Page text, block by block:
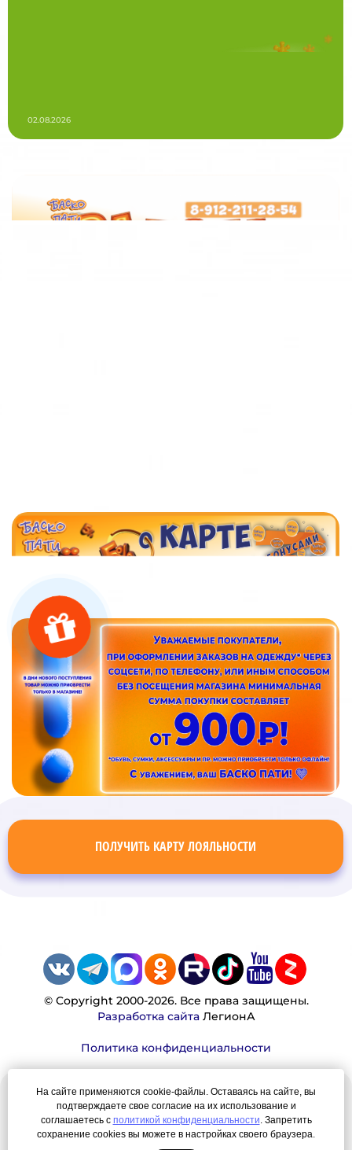
02.08.2026
ПОЛУЧИТЬ КАРТУ ЛОЯЛЬНОСТИ
© Copyright 2000-2026. Все права защищены.
Разработка сайтаЛегионА
Политика конфиденциальности
Наша миссия:
Мы — честно, много, давно продаем вещи,
На сайте применяются cookie-файлы. Оставаясь на сайте, вы
подтверждаете свое согласие на их использование и
соглашаетесь с политикой конфиденциальности. Запретить
сохранение cookies вы можете в настройках своего браузера.